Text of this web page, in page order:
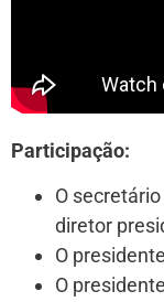
Participação:
O
diretor
O
O